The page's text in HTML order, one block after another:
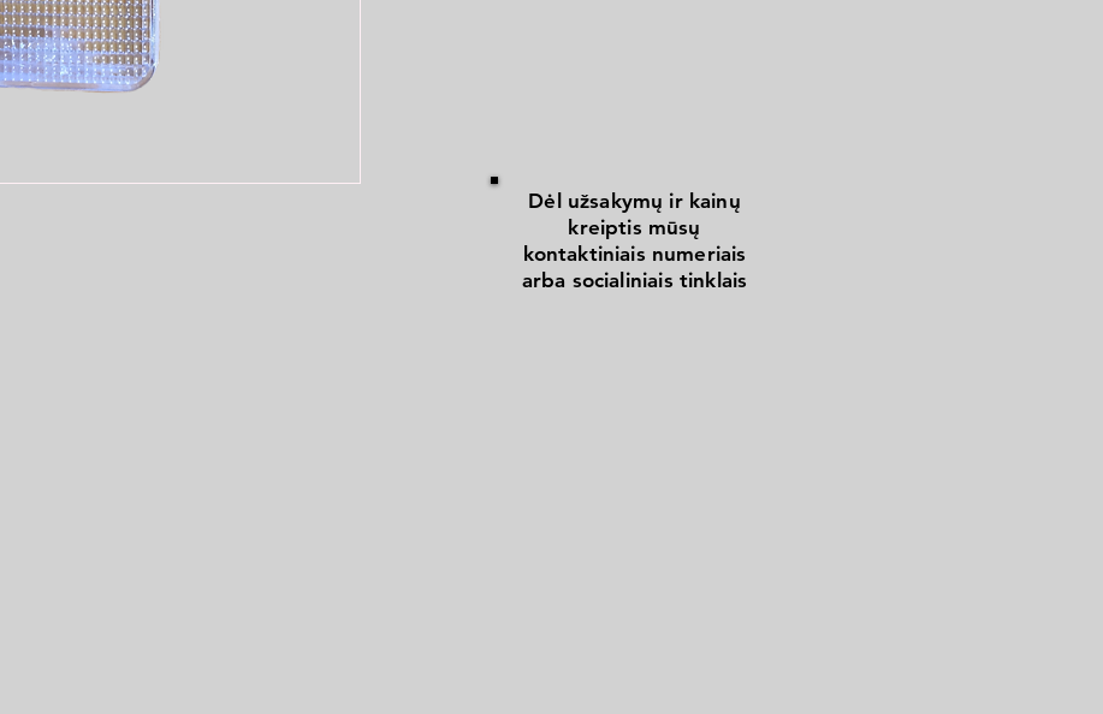
Dėl užsakymų ir kainų
kreiptis mūsų
kontaktiniais numeriais
arba socialiniais tinklais